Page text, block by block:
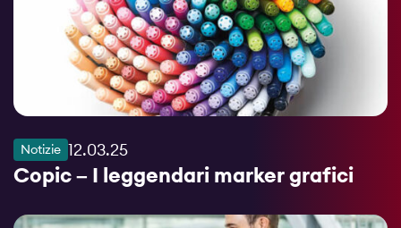
Notizie 12.03.25
Copic – I leggendari marker grafici